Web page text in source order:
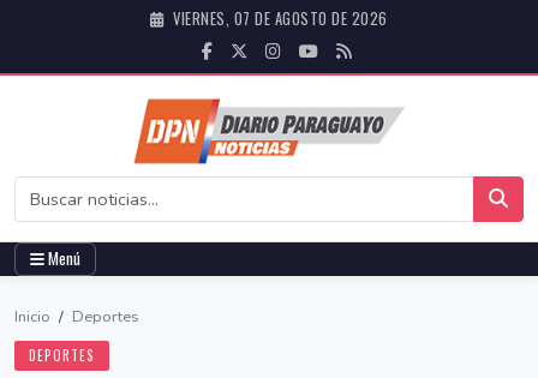
VIERNES, 07 DE AGOSTO DE 2026
Menú
Inicio / Deportes
DEPORTES